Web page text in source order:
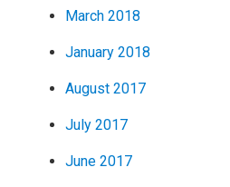
March 2018
January 2018
August 2017
July 2017
June 2017